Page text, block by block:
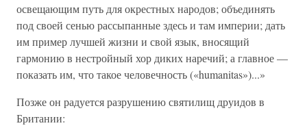
освещающим путь для окрестных народов; объединять
под своей сенью рассыпанные здесь и там империи; дать
им пример лучшей жизни и свой язык, вносящий
гармонию в нестройный хор диких наречий; а главное —
показать им, что такое человечность («humanitas»)...»
Позже он радуется разрушению святилищ друидов в
Британии: